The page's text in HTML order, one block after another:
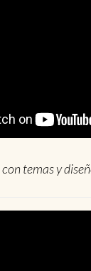
temas y